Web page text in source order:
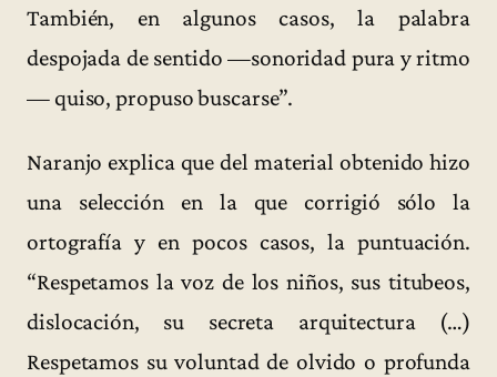
También, en algunos casos, la palabra
despojada de sentido —sonoridad pura y ritmo
— quiso, propuso buscarse”.
Naranjo explica que del material obtenido hizo
una selección en la que corrigió sólo la
ortografía y en pocos casos, la puntuación.
“Respetamos la voz de los niños, sus titubeos,
dislocación, su secreta arquitectura (…)
Respetamos su voluntad de olvido o profunda